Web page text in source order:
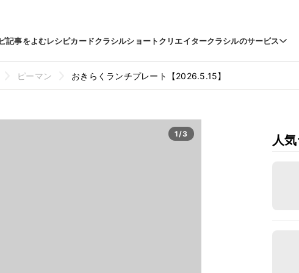
記事をよむレシピカードクラシルショートクリエイタークラシルのサービス
ピーマン おきらくランチプレート【2026.5.15】
1/3 人